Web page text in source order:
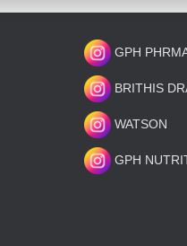
GPH
BRITHIS
WATSON
GPH